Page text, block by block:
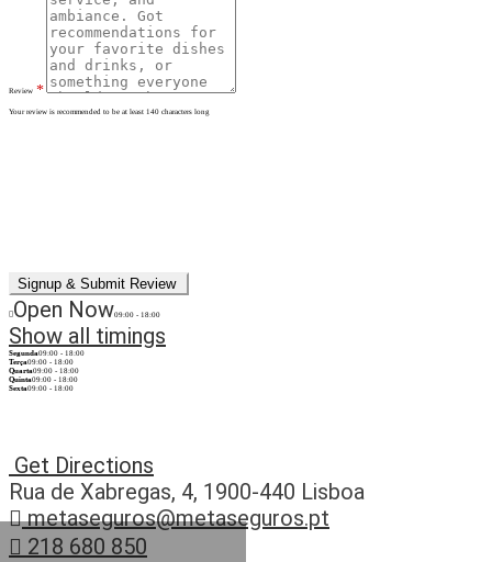
Review *
Your review is recommended to be at least 140 characters long
Open Now09:00 - 18:00
Show all timings
Segunda09:00 - 18:00
Terça09:00 - 18:00
Quarta09:00 - 18:00
Quinta09:00 - 18:00
Sexta09:00 - 18:00
Get Directions
Rua de Xabregas, 4, 1900-440 Lisboa
metaseguros@metaseguros.pt
218 680 850